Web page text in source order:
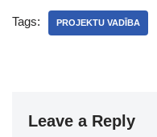
Tags: PROJEKTU VADĪBA
Leave a Reply